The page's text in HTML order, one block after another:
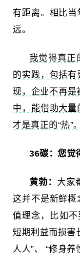
有距离。相比
远。
我觉得真正
的实践，包括
现，企业不再是
中，能借助大
才是真正的“热”。
36碳： 您觉
黄勃： 大家
这并不是新鲜
值理念，比如不
短期利益而损害
人人”、 “修身